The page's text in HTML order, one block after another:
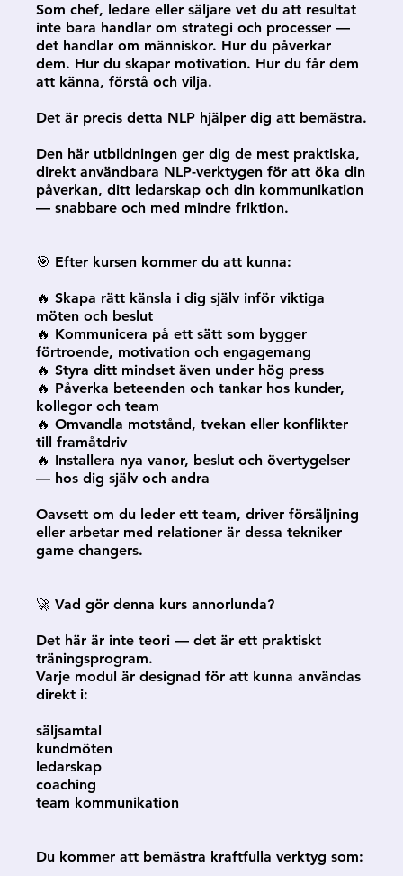
Som chef, ledare eller säljare vet du att resultat
inte bara handlar om strategi och processer —
det handlar om människor. Hur du påverkar
dem. Hur du skapar motivation. Hur du får dem
att känna, förstå och vilja.
Det är precis detta NLP hjälper dig att bemästra.
Den här utbildningen ger dig de mest praktiska,
direkt användbara NLP-verktygen för att öka din
påverkan, ditt ledarskap och din kommunikation
— snabbare och med mindre friktion.
🎯 Efter kursen kommer du att kunna:
🔥 Skapa rätt känsla i dig själv inför viktiga
möten och beslut
🔥 Kommunicera på ett sätt som bygger
förtroende, motivation och engagemang
🔥 Styra ditt mindset även under hög press
🔥 Påverka beteenden och tankar hos kunder,
kollegor och team
🔥 Omvandla motstånd, tvekan eller konflikter
till framåtdriv
🔥 Installera nya vanor, beslut och övertygelser
— hos dig själv och andra
Oavsett om du leder ett team, driver försäljning
eller arbetar med relationer är dessa tekniker
game changers.
🚀 Vad gör denna kurs annorlunda?
Det här är inte teori — det är ett praktiskt
träningsprogram.
Varje modul är designad för att kunna användas
direkt i:
säljsamtal
kundmöten
ledarskap
coaching
team kommunikation
Du kommer att bemästra kraftfulla verktyg som: